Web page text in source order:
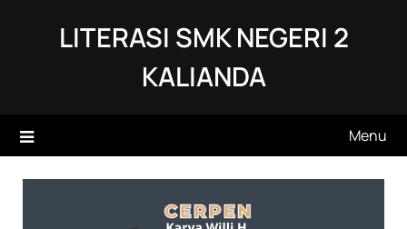
LITERASI SMK NEGERI 2
KALIANDA
Menu